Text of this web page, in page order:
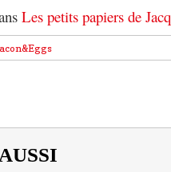
Les petits papiers de